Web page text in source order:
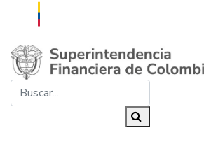
Saltar al contenido principal